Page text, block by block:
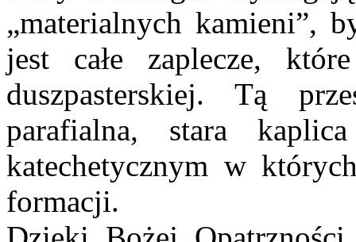
„materialnych kamieni”,
jest całe zaplecze,
duszpasterskiej. Tą
parafialna, stara
katechetycznym w
formacji.